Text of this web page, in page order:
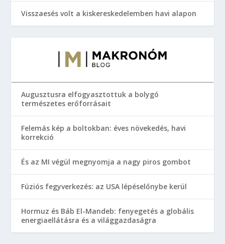
Visszaesés volt a kiskereskedelemben havi alapon
Augusztusra elfogyasztottuk a bolygó
természetes erőforrásait
Felemás kép a boltokban: éves növekedés, havi
korrekció
És az MI végül megnyomja a nagy piros gombot
Fúziós fegyverkezés: az USA lépéselőnybe kerül
Hormuz és Báb El-Mandeb: fenyegetés a globális
energiaellátásra és a világgazdaságra